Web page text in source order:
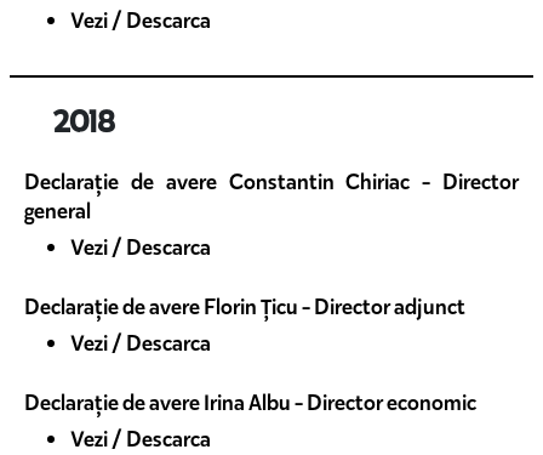
Vezi / Descarca
2018
Declarație de avere Constantin Chiriac - Director
general
Vezi / Descarca
Declarație de avere Florin Țicu - Director adjunct
Vezi / Descarca
Declarație de avere Irina Albu - Director economic
Vezi / Descarca